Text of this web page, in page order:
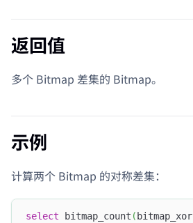
返回值
多个 Bitmap 差集的 Bitmap。
示例
计算两个 Bitmap 的对称差集：
select bitmap_count ( bitmap_xor